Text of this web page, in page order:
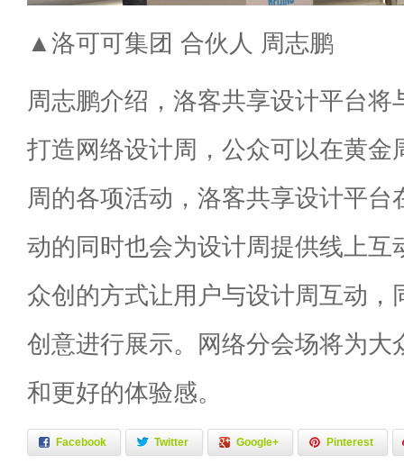
▲洛可可集团 合伙人 周志鹏
周志鹏介绍，洛客共享设计平台将
打造网络设计周，公众可以在黄金
周的各项活动，洛客共享设计平台
动的同时也会为设计周提供线上互
众创的方式让用户与设计周互动，
创意进行展示。网络分会场将为大
和更好的体验感。
Facebook Twitter Google+ Pinterest